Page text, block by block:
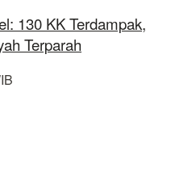
130 KK Terdampak,
Terparah